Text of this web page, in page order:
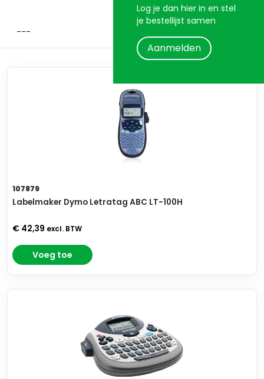
Log je dan hier in en stel
je bestellijst samen
Aanmelden
107879
Labelmaker Dymo Letratag ABC LT-100H
€ 42,39 excl. BTW
Voeg toe